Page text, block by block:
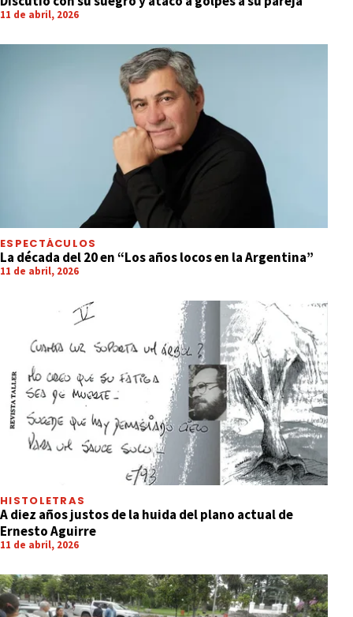
11 de abril, 2026
ESPECTÁCULOS
La década del 20 en “Los años locos en la Argentina”
11 de abril, 2026
HISTOLETRAS
A diez años justos de la huida del plano actual de
Ernesto Aguirre
11 de abril, 2026